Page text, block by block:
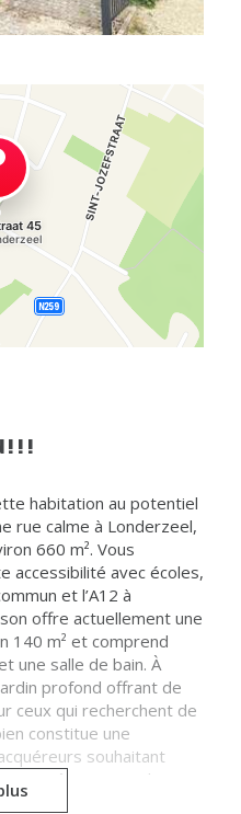
habitation au potentiel
rue calme à Londerzeel,
660 m². Vous
accessibilité avec écoles,
et l’A12 à
offre actuellement une
140 m² et comprend
une salle de bain. À
profond offrant de
ceux qui recherchent de
constitue une
souhaitant
goûts ou pour les
projet à forte valeur